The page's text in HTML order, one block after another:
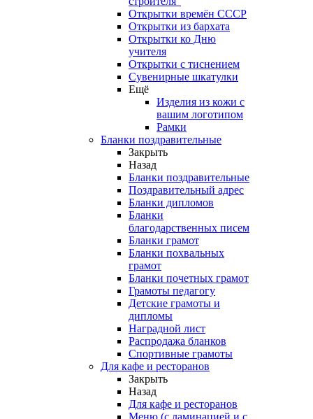
Открытки времён СССР
Открытки из бархата
Открытки ко Дню
учителя
Открытки с тиснением
Сувенирные шкатулки
Ещё
Изделия из кожи с
вашим логотипом
Рамки
Бланки поздравительные
Закрыть
Назад
Бланки поздравительные
Поздравительный адрес
Бланки дипломов
Бланки
благодарственных писем
Бланки грамот
Бланки похвальных
грамот
Бланки почетных грамот
Грамоты педагогу
Детские грамоты и
дипломы
Наградной лист
Распродажа бланков
Спортивные грамоты
Для кафе и ресторанов
Закрыть
Назад
Для кафе и ресторанов
Меню (с ламинацией и с